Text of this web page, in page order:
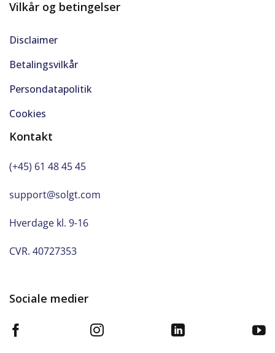
Vilkår og betingelser
Disclaimer
Betalingsvilkår
Persondatapolitik
Cookies
Kontakt
(+45) 61 48 45 45
support@solgt.com
Hverdage kl. 9-16
CVR. 40727353
Sociale medier